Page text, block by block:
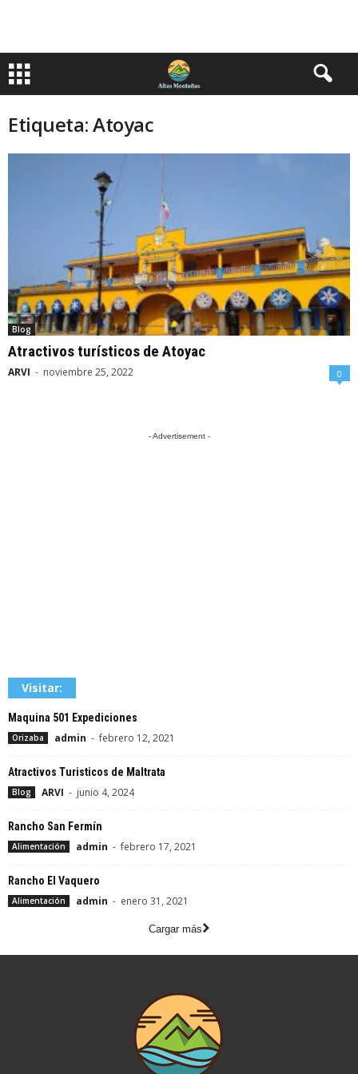
Etiqueta: Atoyac
Blog
Atractivos turísticos de Atoyac
ARVI - noviembre 25, 2022 0
- Advertisement -
Visitar:
Maquina 501 Expediciones
Orizaba admin - febrero 12, 2021
Atractivos Turisticos de Maltrata
Blog ARVI - junio 4, 2024
Rancho San Fermín
Alimentación admin - febrero 17, 2021
Rancho El Vaquero
Alimentación admin - enero 31, 2021
Cargar más